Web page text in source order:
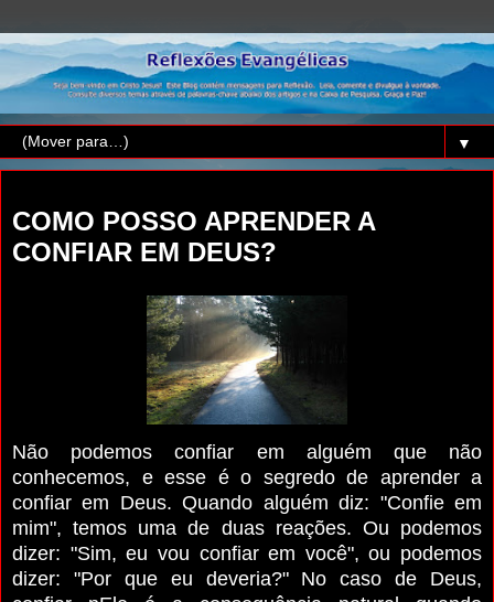
▼
COMO POSSO APRENDER A
CONFIAR EM DEUS?
Não podemos confiar em alguém que não
conhecemos, e esse é o segredo de aprender a
confiar em Deus. Quando alguém diz: "Confie em
mim", temos uma de duas reações. Ou podemos
dizer: "Sim, eu vou confiar em você", ou podemos
dizer: "Por que eu deveria?" No caso de Deus,